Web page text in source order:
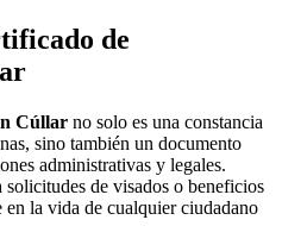
de
Cúllar no solo es una constancia
sino también un documento
administrativas y legales.
solicitudes de visados o beneficios
en la vida de cualquier ciudadano